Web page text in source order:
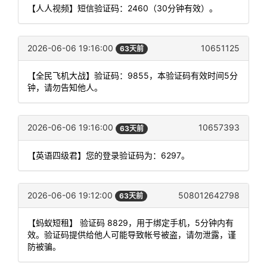
【人人视频】短信验证码：2460（30分钟有效）。
2026-06-06 19:16:00 63天前 10651125
【全民飞机大战】验证码：9855，本验证码有效时间5分
钟，请勿告知他人。
2026-06-06 19:16:00 63天前 10657393
【英语四级君】您的登录验证码为：6297。
2026-06-06 19:12:00 63天前 508012642798
【蚂蚁短租】 验证码 8829，用于绑定手机，5分钟内有
效。验证码提供给他人可能导致帐号被盗，请勿泄露，谨
防被骗。